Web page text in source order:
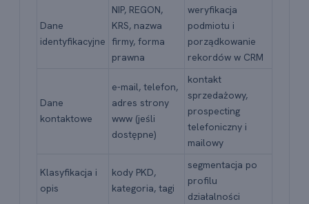
Dane
identyfikacyjne
NIP, REGON,
KRS, nazwa
firmy, forma
prawna
weryfikacja
podmiotu i
porządkowanie
rekordów w CRM
Dane
kontaktowe
e-mail, telefon,
adres strony
www (jeśli
dostępne)
kontakt
sprzedażowy,
prospecting
telefoniczny i
mailowy
Klasyfikacja i
opis
kody PKD,
kategoria, tagi
segmentacja po
profilu
działalności